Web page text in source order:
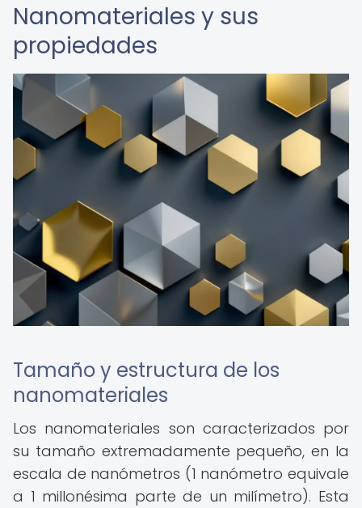
Nanomateriales y sus
propiedades
Tamaño y estructura de los
nanomateriales
Los nanomateriales son caracterizados por
su tamaño extremadamente pequeño, en la
escala de nanómetros (1 nanómetro equivale
a 1 millonésima parte de un milímetro). Esta